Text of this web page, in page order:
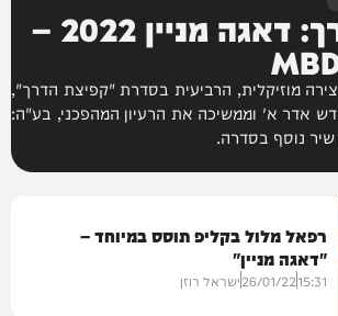
קפיצת הדרך: דאגה מניין 2022 –
מוזיקלית, הרביעית בסדרת "קפיצת הדרך",
אדר א' וממשיכה את הרעיון המהפכני, בע"ה:
נוסף בסדרה.
רפאל מלול בקליפ תוסס במיוחד –
"דאגה מניין"
15:31
26/01/22ישראל רוזן